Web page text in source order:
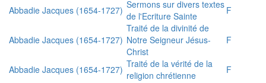
Abbadie Jacques (1654-1727) Sermons sur divers textes
de l'Ecriture Sainte
F
Abbadie Jacques (1654-1727)
Traité de la divinité de
Notre Seigneur Jésus-
Christ
F
Abbadie Jacques (1654-1727) Traité de la vérité de la
religion chrétienne
F